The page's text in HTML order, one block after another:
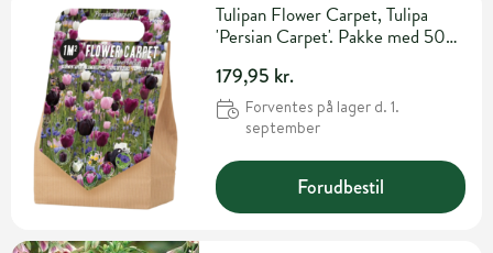
Tulipan Flower Carpet, Tulipa
'Persian Carpet'. Pakke med 50
179,95 kr.
Forventes på lager d. 1.
september
Forudbestil